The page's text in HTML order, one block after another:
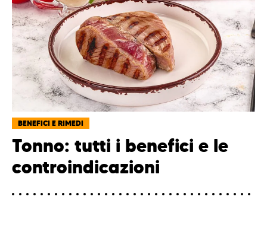
BENEFICI E RIMEDI
Tonno: tutti i benefici e le
controindicazioni